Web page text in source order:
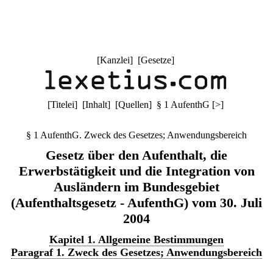
[Kanzlei] [Gesetze]
[Titelei] [Inhalt] [Quellen] § 1 AufenthG [>]
§ 1 AufenthG. Zweck des Gesetzes; Anwendungsbereich
Gesetz über den Aufenthalt, die
Erwerbstätigkeit und die Integration von
Ausländern im Bundesgebiet
(Aufenthaltsgesetz - AufenthG) vom 30. Juli
2004
Kapitel 1. Allgemeine Bestimmungen
Paragraf 1. Zweck des Gesetzes; Anwendungsbereich